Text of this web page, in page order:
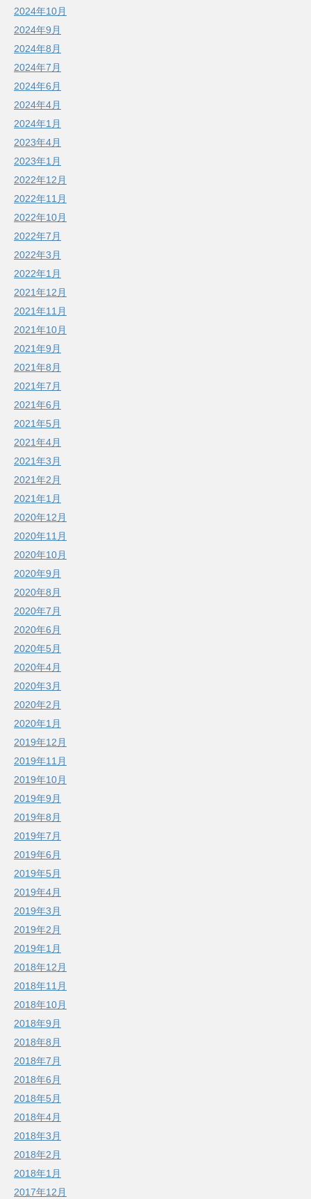
2024年10月
2024年9月
2024年8月
2024年7月
2024年6月
2024年4月
2024年1月
2023年4月
2023年1月
2022年12月
2022年11月
2022年10月
2022年7月
2022年3月
2022年1月
2021年12月
2021年11月
2021年10月
2021年9月
2021年8月
2021年7月
2021年6月
2021年5月
2021年4月
2021年3月
2021年2月
2021年1月
2020年12月
2020年11月
2020年10月
2020年9月
2020年8月
2020年7月
2020年6月
2020年5月
2020年4月
2020年3月
2020年2月
2020年1月
2019年12月
2019年11月
2019年10月
2019年9月
2019年8月
2019年7月
2019年6月
2019年5月
2019年4月
2019年3月
2019年2月
2019年1月
2018年12月
2018年11月
2018年10月
2018年9月
2018年8月
2018年7月
2018年6月
2018年5月
2018年4月
2018年3月
2018年2月
2018年1月
2017年12月